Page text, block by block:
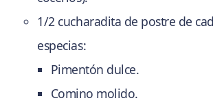
1/2 cucharadita de postre de
especias:
Pimentón dulce.
Comino molido.